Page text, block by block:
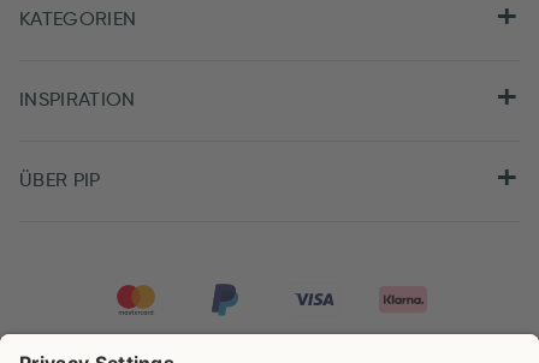
KATEGORIEN
INSPIRATION
ÜBER PIP